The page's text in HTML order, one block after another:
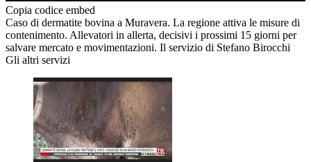
Copia codice embed
Caso di dermatite bovina a Muravera. La regione attiva le misure di
contenimento. Allevatori in allerta, decisivi i prossimi 15 giorni per
salvare mercato e movimentazioni. Il servizio di Stefano Birocchi
Gli altri servizi